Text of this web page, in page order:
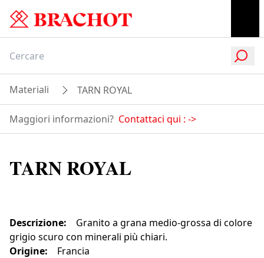
Materiali TARN ROYAL
Maggiori informazioni? Contattaci qui : ->
TARN ROYAL
Descrizione:
Granito a grana medio-grossa di colore
grigio scuro con minerali più chiari.
Origine:
Francia